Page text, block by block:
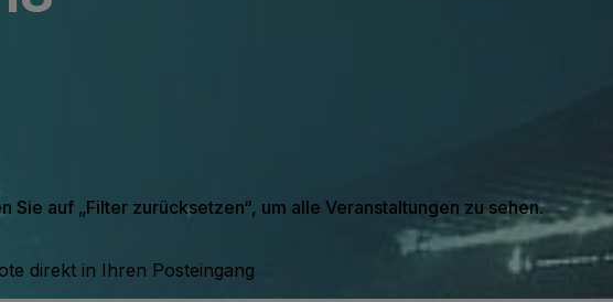
Sie auf „Filter zurücksetzen“, um alle Veranstaltungen zu sehen.
direkt in Ihren Posteingang